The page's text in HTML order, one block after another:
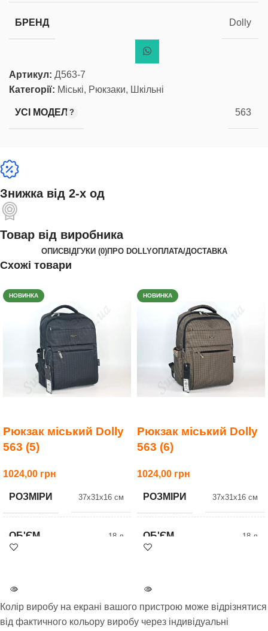
БРЕНД Dolly
Артикул: Д563-7
Категорії: Міські, Рюкзаки, Шкільні
УСІ МОДЕЛІ 563
Знижка від 2-х од
Товар від виробника
ОПИСВІДГУКИ (0)ПРО DOLLYОПЛАТА/ДОСТАВКА
Схожі товари
НОВИНКА
Рюкзак міський Dolly
563 (5)
1024,00
РОЗМІРИ 37x31x16 см
ОБ'ЄМ 18 л
КОЛІР
НОВИНКА
Рюкзак міський Dolly
563 (6)
1024,00
РОЗМІРИ 37x31x16 см
ОБ'ЄМ 18 л
КОЛІР
Колір виробу на екрані вашого пристрою може відрізнятися
від фактичного кольору виробу через індивідуальні